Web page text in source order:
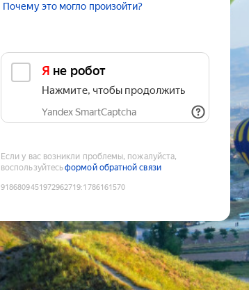
Почему это могло произойти?
Я не робот
Нажмите, чтобы продолжить
Yandex SmartCaptcha
Если у вас возникли проблемы, пожалуйста,
воспользуйтесьформой обратной связи
9186809451972962719:1786161570